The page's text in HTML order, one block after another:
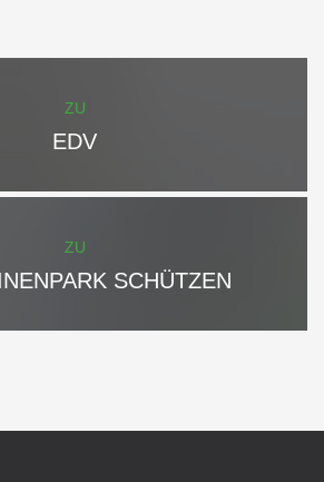
ZU
EDV
ZU
SCHÜTZEN